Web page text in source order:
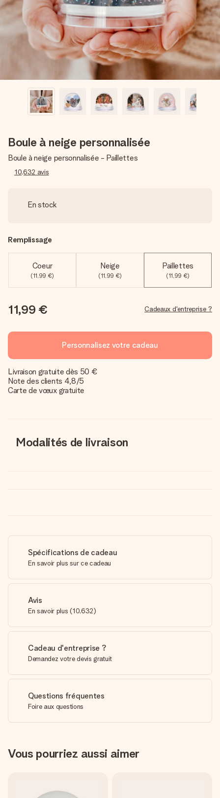
Créez quelque chose d’unique en quelques étapes – avec
son prénom, votre photo ou un message qui touche le cœur.
Sans complications, juste tout l’amour pour le moment idéal.
Boule à neige personnalisée
Boule à neige personnalisée - Paillettes
10,632 avis
En stock
Remplissage
Coeur
(11,99 €)
Neige
(11,99 €)
Paillettes
(11,99 €)
11,99 € Cadeaux d'entreprise ?
Personnalisez votre cadeau
Livraison gratuite dès 50 €
Note des clients 4,8/5
Carte de vœux gratuite
Modalités de livraison
Spécifications de cadeau
En savoir plus sur ce cadeau
Avis
En savoir plus (10,632)
Cadeau d'entreprise ?
Demandez votre devis gratuit
Questions fréquentes
Foire aux questions
Vous pourriez aussi aimer